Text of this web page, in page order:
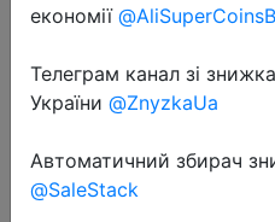
економії
Телеграм канал зі
України @ZnyzkaUa
Автоматичний збирач
@SaleStack